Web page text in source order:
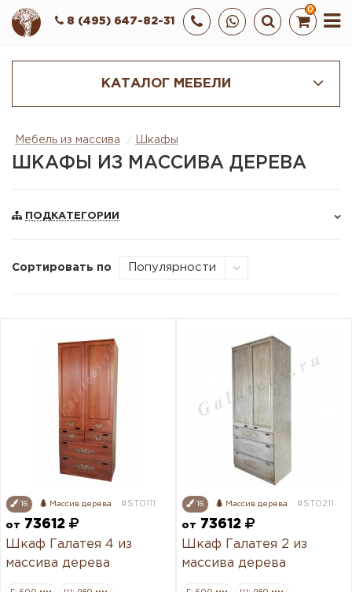
0
8 (495) 647-82-31
КАТАЛОГ МЕБЕЛИ
Мебель из массива Шкафы
ШКАФЫ ИЗ МАССИВА ДЕРЕВА
ПОДКАТЕГОРИИ
Сортировать по
16 Массив дерева #ST0111
от
73612
Шкаф Галатея 4 из
массива дерева
16 Массив дерева #ST0211
от
73612
Шкаф Галатея 2 из
массива дерева